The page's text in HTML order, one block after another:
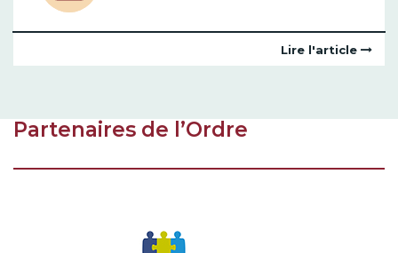
Lire l'article
Partenaires de l’Ordre